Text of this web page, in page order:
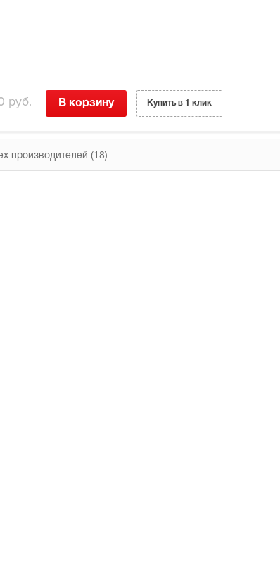
руб. В корзину Купить в 1 клик
производителей (18)